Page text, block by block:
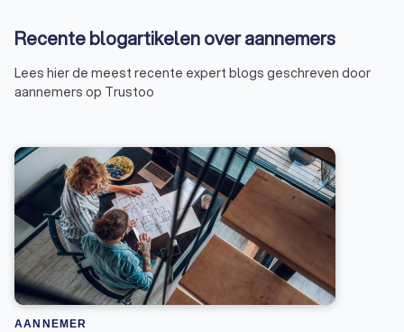
Recente blogartikelen over aannemers
Lees hier de meest recente expert blogs geschreven door
aannemers op Trustoo
AANNEMER